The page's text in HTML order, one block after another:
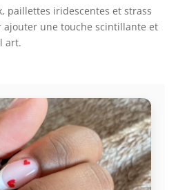
paillettes iridescentes et strass
une touche scintillante et
art.